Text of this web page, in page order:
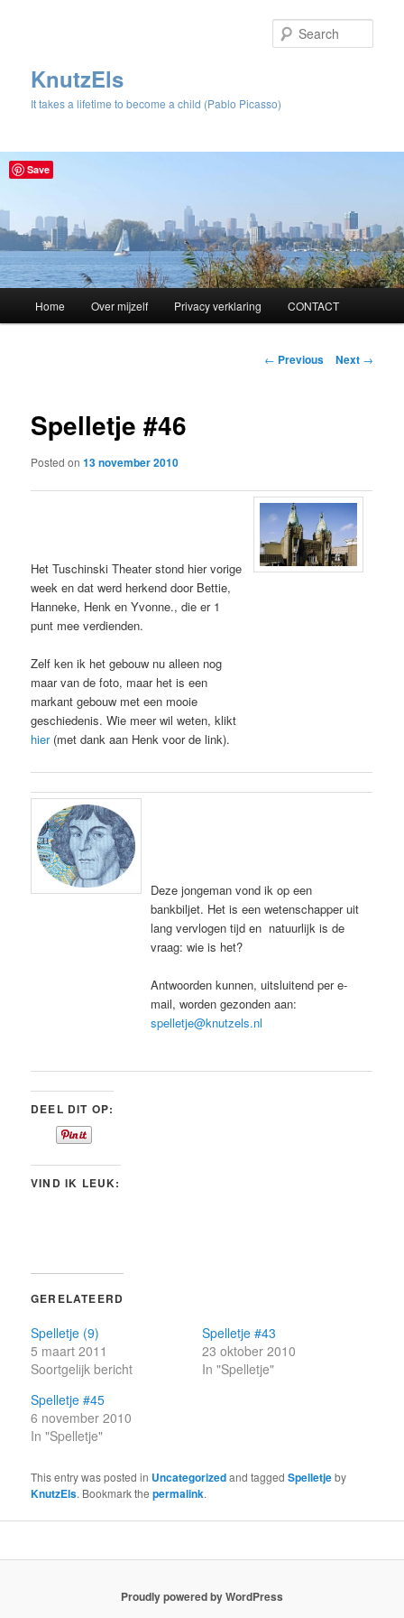
KnutzEls
It takes a lifetime to become a child (Pablo Picasso)
Skip
content
Home Over mijzelf Privacy verklaring CONTACT
Post
← Previous Next →
Spelletje #46
Posted on13 november 2010
Het Tuschinski Theater stond hier vorige
week en dat werd herkend door Bettie,
Hanneke, Henk en Yvonne., die er 1
punt mee verdienden.
Zelf ken ik het gebouw nu alleen nog
maar van de foto, maar het is een
markant gebouw met een mooie
geschiedenis. Wie meer wil weten, klikt
hier(met dank aan Henk voor de link).
Deze jongeman vond ik op een
bankbiljet. Het is een wetenschapper uit
lang vervlogen tijd en natuurlijk is de
vraag: wie is het?
Antwoorden kunnen, uitsluitend per e-
mail, worden gezonden aan:
spelletje@knutzels.nl
DEEL DIT OP:
VIND IK LEUK:
GERELATEERD
Spelletje (9)
5 maart 2011
Soortgelijk bericht
Spelletje #43
23 oktober 2010
In "Spelletje"
Spelletje #45
6 november 2010
In "Spelletje"
This entry was posted in Uncategorizedand taggedSpelletjeby
KnutzEls. Bookmark thepermalink.
Proudly powered by WordPress
Save